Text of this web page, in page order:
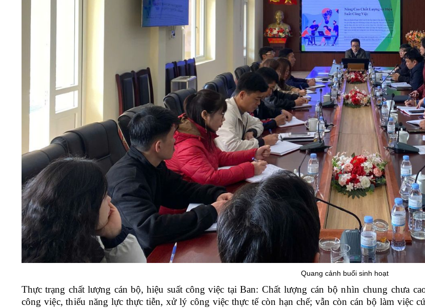
Quang cảnh buổi sinh hoạt
Thực trạng chất lượng cán bộ, hiệu suất công việc tại Ban: Chất lượng cán bộ nhìn chung chưa
công việc, thiếu năng lực thực tiễn, xử lý công việc thực tế còn hạn chế; vẫn còn cán bộ làm việc